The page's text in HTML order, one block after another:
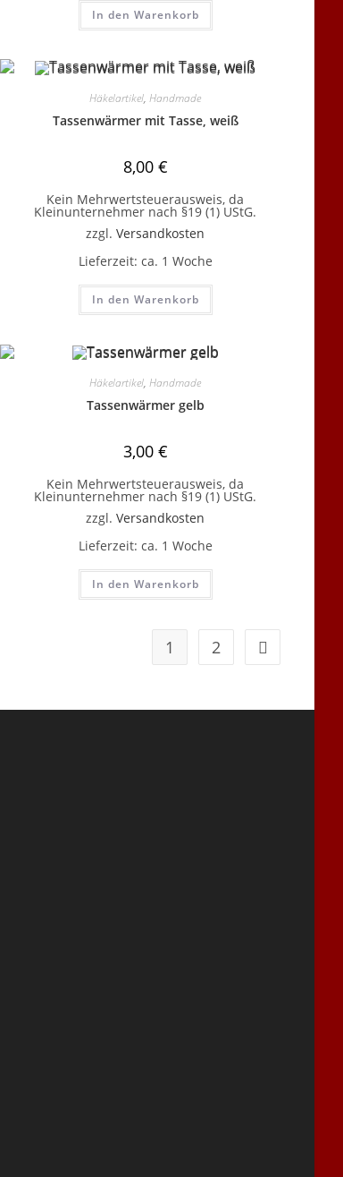
In den Warenkorb
Häkelartikel,Handmade
Tassenwärmer mit Tasse, weiß
8,00 €
Kein Mehrwertsteuerausweis, da
Kleinunternehmer nach §19 (1) UStG.
zzgl.Versandkosten
Lieferzeit: ca. 1 Woche
In den Warenkorb
Häkelartikel,Handmade
Tassenwärmer gelb
3,00 €
Kein Mehrwertsteuerausweis, da
Kleinunternehmer nach §19 (1) UStG.
zzgl.Versandkosten
Lieferzeit: ca. 1 Woche
In den Warenkorb
1 2